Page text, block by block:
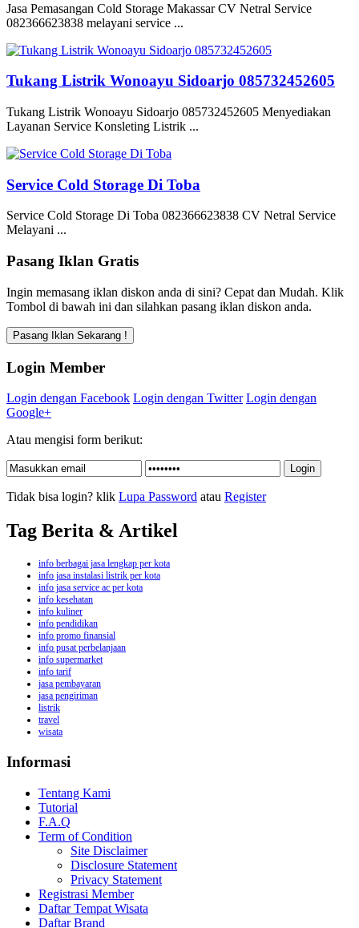
Jasa Pemasangan Cold Storage Makassar CV Netral Service
082366623838 melayani service ...
Tukang Listrik Wonoayu Sidoarjo 085732452605
Tukang Listrik Wonoayu Sidoarjo 085732452605 Menyediakan
Layanan Service Konsleting Listrik ...
Service Cold Storage Di Toba
Service Cold Storage Di Toba 082366623838 CV Netral Service
Melayani ...
Pasang Iklan Gratis
Ingin memasang iklan diskon anda di sini? Cepat dan Mudah. Klik
Tombol di bawah ini dan silahkan pasang iklan diskon anda.
Login Member
Login dengan Facebook Login dengan Twitter Login dengan
Google+
Atau mengisi form berikut:
Tidak bisa login? klik Lupa Password atau Register
Tag Berita & Artikel
info berbagai jasa lengkap per kota
info jasa instalasi listrik per kota
info jasa service ac per kota
info kesehatan
info kuliner
info pendidikan
info promo finansial
info pusat perbelanjaan
info supermarket
info tarif
jasa pembayaran
jasa pengiriman
listrik
travel
wisata
Informasi
Tentang Kami
Tutorial
F.A.Q
Term of Condition
Site Disclaimer
Disclosure Statement
Privacy Statement
Registrasi Member
Daftar Tempat Wisata
Daftar Brand